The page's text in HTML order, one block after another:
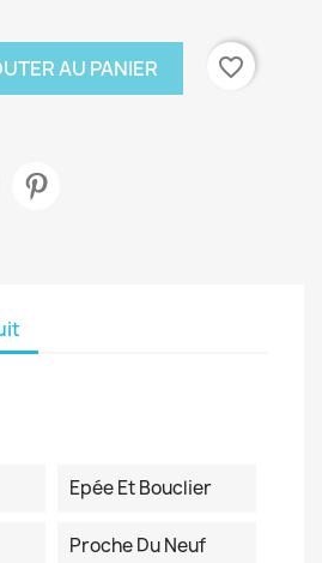
AU PANIER
favorite_border
Epée Et Bouclier
Proche Du Neuf